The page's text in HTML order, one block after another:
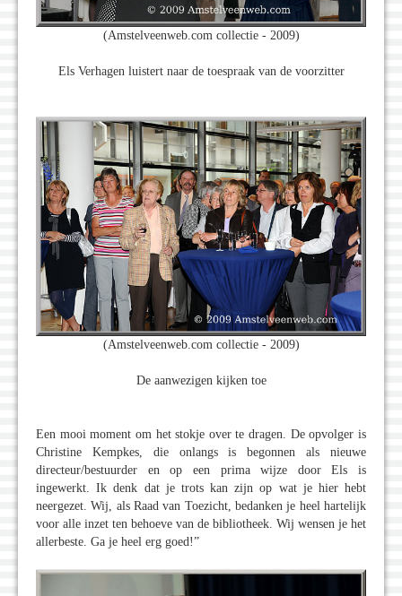
(Amstelveenweb.com collectie - 2009)
Els Verhagen luistert naar de toespraak van de voorzitter
(Amstelveenweb.com collectie - 2009)
De aanwezigen kijken toe
Een mooi moment om het stokje over te dragen. De opvolger is
Christine Kempkes, die onlangs is begonnen als nieuwe
directeur/bestuurder en op een prima wijze door Els is
ingewerkt. Ik denk dat je trots kan zijn op wat je hier hebt
neergezet. Wij, als Raad van Toezicht, bedanken je heel hartelijk
voor alle inzet ten behoeve van de bibliotheek. Wij wensen je het
allerbeste. Ga je heel erg goed!”